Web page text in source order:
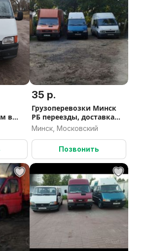
в
35 р.
Грузоперевозки Минск
РБ переезды, доставка
развоз, вывоз мусора
Минск, Московский
Позвонить